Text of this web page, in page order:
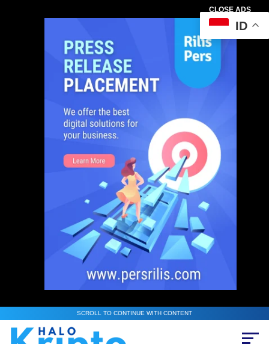
CLOSE ADS
SCROLL TO CONTINUE WITH CONTENT
ID